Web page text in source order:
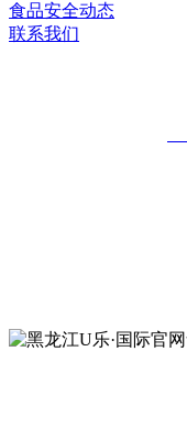
食品安全动态
联系我们